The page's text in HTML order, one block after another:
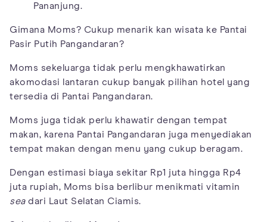
Pananjung.
Gimana Moms? Cukup menarik kan wisata ke Pantai
Pasir Putih Pangandaran?
Moms sekeluarga tidak perlu mengkhawatirkan
akomodasi lantaran cukup banyak pilihan hotel yang
tersedia di Pantai Pangandaran.
Moms juga tidak perlu khawatir dengan tempat
makan, karena Pantai Pangandaran juga menyediakan
tempat makan dengan menu yang cukup beragam.
Dengan estimasi biaya sekitar Rp1 juta hingga Rp4
juta rupiah, Moms bisa berlibur menikmati vitamin
seadari Laut Selatan Ciamis.